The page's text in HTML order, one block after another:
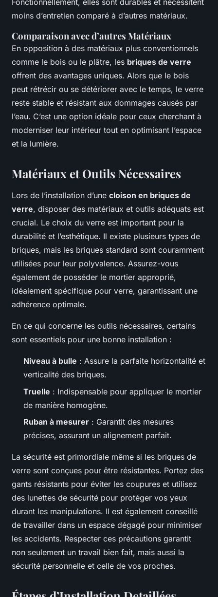
Fonctionnellement, elles sont durables et nécessitent
moins d’entretien comparé à d’autres matériaux.
Comparaison avec d’autres Matériaux
En opposition à des matériaux plus conventionnels
comme le bois ou le plâtre, les briques de verre
offrent des avantages uniques. Alors que le bois
peut rétrécir ou se détériorer avec le temps, le verre
reste stable et résistant aux dommages causés par
l’eau. C’est une option idéale pour ceux cherchant à
moderniser leur intérieur tout en optimisant l’espace
et la lumière.
Matériaux et Outils Nécessaires
Lors de l’installation d’une cloison en briques de
verre, disposer des matériaux et outils adéquats est
crucial. Le choix du verre est important pour la
durabilité et l’esthétique. Il existe plusieurs types de
briques, mais les briques standard sont couramment
utilisées pour leur polyvalence. Assurez-vous
également de posséder le mortier approprié,
idéalement spécifique pour verre, garantissant une
adhérence optimale.
En ce qui concerne les outils nécessaires, certains
sont essentiels pour une bonne installation :
Niveau à bulle : Assure la parfaite horizontalité et
verticalité des briques.
Truelle : Indispensable pour appliquer le mortier
de manière homogène.
Ruban à mesurer : Garantit des mesures
précises, assurant un alignement parfait.
La sécurité est primordiale même si les briques de
verre sont conçues pour être résistantes. Portez des
gants résistants pour éviter les coupures et utilisez
des lunettes de sécurité pour protéger vos yeux
durant les manipulations. Il est également conseillé
de travailler dans un espace dégagé pour minimiser
les accidents. Respecter ces précautions garantit
non seulement un travail bien fait, mais aussi la
sécurité personnelle et celle de vos proches.